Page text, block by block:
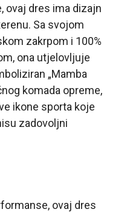
ovaj dres ima dizajn
Sa svojom
zakrpom i 100%
ona utjelovljuje
„Mamba
komada opreme,
ikone sporta koje
zadovoljni
ovaj dres